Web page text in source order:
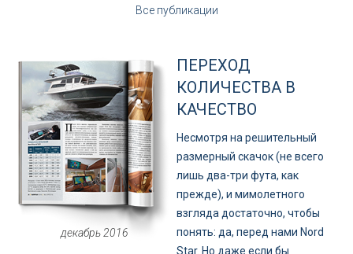
Все публикации
декабрь 2016
ПЕРЕХОД
КОЛИЧЕСТВА В
КАЧЕСТВО
Несмотря на решительный
размерный скачок (не всего
лишь два-три фута, как
прежде), и мимолетного
взгляда достаточно, чтобы
понять: да, перед нами Nord
Star. Но даже если бы